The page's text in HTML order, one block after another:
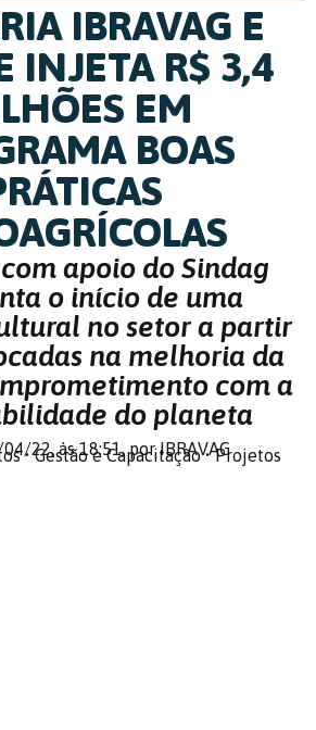
IBRAVAG E
INJETA R$ 3,4
EM
BOAS
apoio do Sindag
o início de uma
no setor a partir
na melhoria da
com a
do planeta
04/22,às 18:51,por IBRAVAG
•Gestão e Capacitação•Projetos